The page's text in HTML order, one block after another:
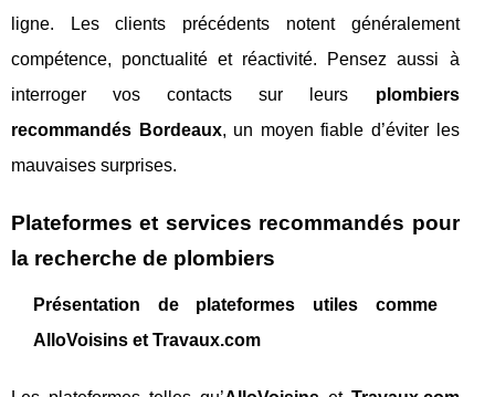
ligne. Les clients précédents notent généralement
compétence, ponctualité et réactivité. Pensez aussi à
interroger vos contacts sur leurs plombiers
recommandés Bordeaux, un moyen fiable d’éviter les
mauvaises surprises.
Plateformes et services recommandés pour
la recherche de plombiers
Présentation de plateformes utiles comme
AlloVoisins et Travaux.com